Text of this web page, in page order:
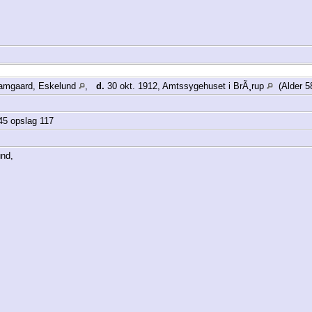
Eskelund , d. 30 okt. 1912, Amtssygehuset i BrÃ¸rup (Alder
opslag 117